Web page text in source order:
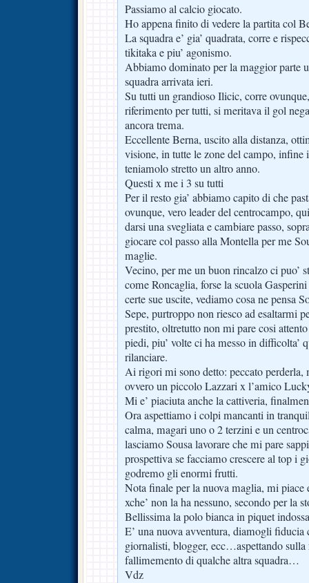
Passiamo al calcio giocato.
Ho appena finito di vedere la partita col
La squadra e’ gia’ quadrata, corre e
tikitaka e piu’ agonismo.
Abbiamo dominato per la maggior parte
squadra arrivata ieri.
Su tutti un grandioso Ilicic, corre
riferimento per tutti, si meritava il gol
ancora trema.
Eccellente Berna, uscito alla distanza,
visione, in tutte le zone del campo,
teniamolo stretto un altro anno.
Questi x me i 3 su tutti
Per il resto gia’ abbiamo capito di che
ovunque, vero leader del centrocampo,
darsi una svegliata e cambiare passo,
giocare col passo alla Montella per me
maglie.
Vecino, per me un buon rincalzo ci puo’
come Roncaglia, forse la scuola
certe sue uscite, vediamo cosa ne pensa
Sepe, purtroppo non riesco ad esaltarmi
prestito, oltretutto non mi pare cosi
piedi, piu’ volte ci ha messo in difficolta’
rilanciare.
Ai rigori mi sono detto: peccato perderla,
ovvero un piccolo Lazzari x l’amico
Mi e’ piaciuta anche la cattiveria,
Ora aspettiamo i colpi mancanti in
calma, magari uno o 2 terzini e un
lasciamo Sousa lavorare che mi pare
prospettiva se facciamo crescere al top i
godremo gli enormi frutti.
Nota finale per la nuova maglia, mi
xche’ non la ha nessuno, secondo per la
Bellissima la polo bianca in piquet
E’ una nuova avventura, diamogli fiducia
giornalisti, blogger, ecc…aspettando
fallimemento di qualche altra squadra…
Vdz